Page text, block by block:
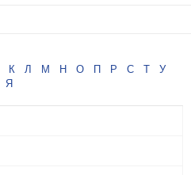
К Л М Н О П Р С Т
У
Я